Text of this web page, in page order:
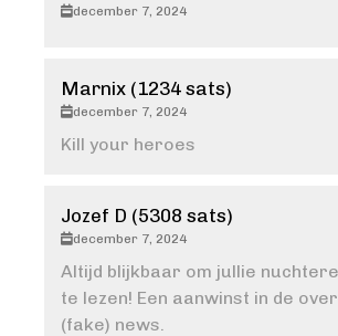
december 7, 2024
Marnix (1234 sats)
december 7, 2024
Kill your heroes
Jozef D (5308 sats)
december 7, 2024
Altijd blijkbaar om jullie
te lezen! Een aanwinst in de
(fake) news.